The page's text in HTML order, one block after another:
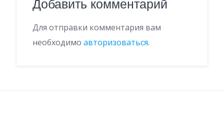
Добавить комментарий
Для отправки комментария вам
необходимо авторизоваться.